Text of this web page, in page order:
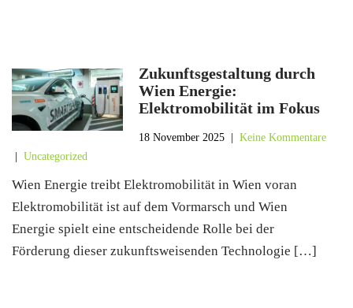
Zukunftsgestaltung durch
Wien Energie:
Elektromobilität im Fokus
18 November 2025 |Keine Kommentare
Uncategorized
Wien Energie treibt Elektromobilität in Wien voran
Elektromobilität ist auf dem Vormarsch und Wien
Energie spielt eine entscheidende Rolle bei der
Förderung dieser zukunftsweisenden Technologie […]